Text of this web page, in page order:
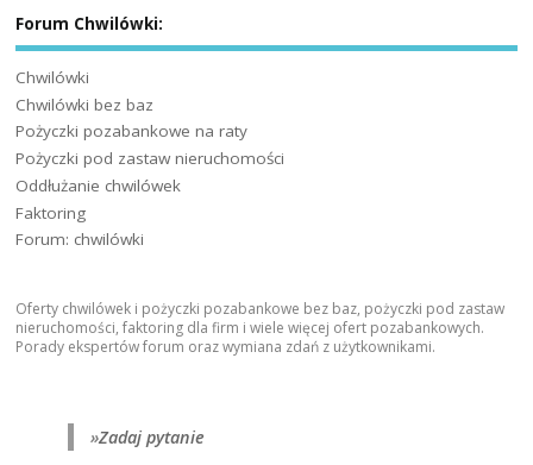
Forum Chwilówki:
Chwilówki
Chwilówki bez baz
Pożyczki pozabankowe na raty
Pożyczki pod zastaw nieruchomości
Oddłużanie chwilówek
Faktoring
Forum: chwilówki
Oferty chwilówek i pożyczki pozabankowe bez baz, pożyczki pod zastaw
nieruchomości, faktoring dla firm i wiele więcej ofert pozabankowych.
Porady ekspertów forum oraz wymiana zdań z użytkownikami.
»Zadaj pytanie